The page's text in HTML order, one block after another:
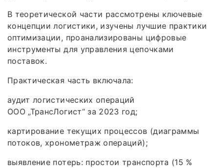
В теоретической части рассмотрены ключевые
концепции логистики, изучены лучшие практики
оптимизации, проанализированы цифровые
инструменты для управления цепочками
поставок.
Практическая часть включала:
аудит логистических операций
ООО „ТрансЛогист“ за 2023 год;
картирование текущих процессов (диаграммы
потоков, хронометраж операций);
выявление потерь: простои транспорта (15 %